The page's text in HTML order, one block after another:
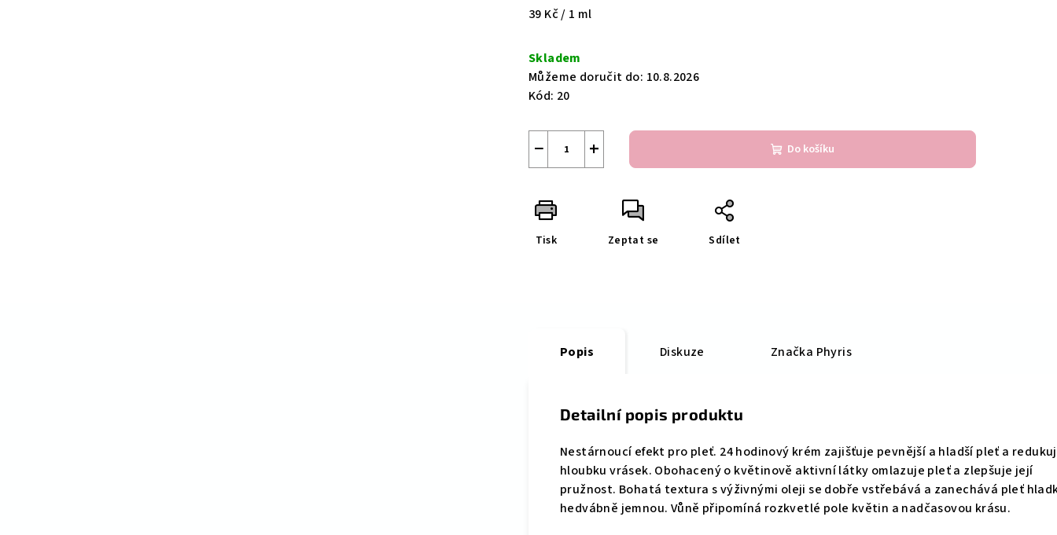
Měrná
39 Kč / 1 ml
Skladem
Můžeme doručit do: 10.8.2026
Kód: 20
+
− Do košíku
Tisk Zeptat se Sdílet
Popis Diskuze Značka Phyris
Detailní popis produktu
Nestárnoucí efekt pro pleť. 24 hodinový krém zajišťuje pevnější a hladší pleť a
hloubku vrásek. Obohacený o květinově aktivní látky omlazuje pleť a zlepšuje její
pružnost. Bohatá textura s výživnými oleji se dobře vstřebává a zanechává pleť
hedvábně jemnou. Vůně připomíná rozkvetlé pole květin a nadčasovou krásu.